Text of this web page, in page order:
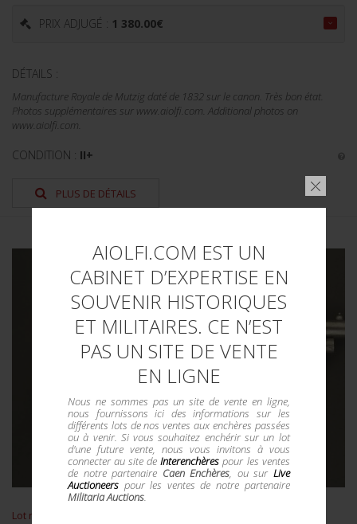
AIOLFI.COM EST UN
CABINET D’EXPERTISE EN
SOUVENIR HISTORIQUES
ET MILITAIRES. CE N’EST
PAS UN SITE DE VENTE
EN LIGNE
Nous ne sommes pas un site de vente en ligne,
nous fournissons ici des informations sur les
différents lots de nos ventes aux enchères passées
ou à venir. Si vous souhaitez enchérir sur un lot
d'une future vente, nous vous invitons à vous
connecter au site deInterenchères pour les ventes
de notre partenaire Caen Enchères, ou sur Live
Auctioneerspour les ventes de notre partenaire
Militaria Auctions.
PRIX ADJUGÉ : 1 380.00€
DÉTAILS :
Manufacture Royale de Mutzig daté de 1832 sur le canon. Très bon état.
Photos supplémentaires sur www.aiolfi.com. Additional photos on
www.aiolfi.com.
CONDITION : II+
PLUS DE DÉTAILS
Lot n° : 3191